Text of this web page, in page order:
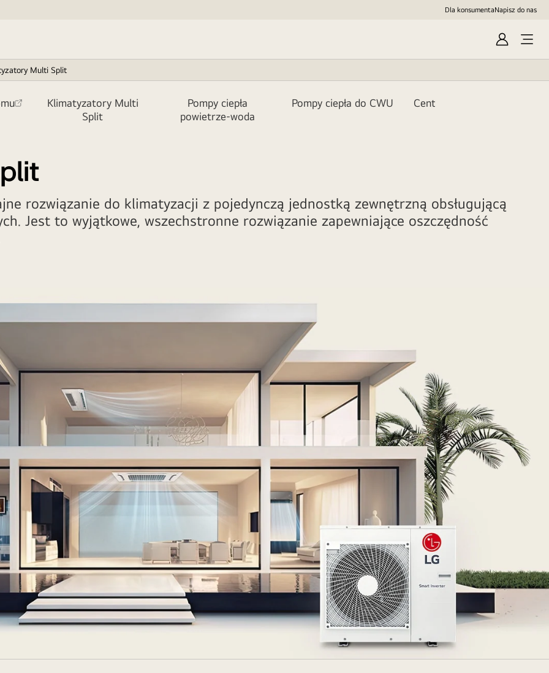
Dla konsumentaNapisz do nas
Sign
In
Multi Split
Klimatyzatory Multi
Split
Pompy ciepła
powietrze-woda
Pompy ciepła do CWU
Centrale rekuperacyjne
rozwiązanie do klimatyzacji z pojedynczą jednostką zewnętrzną obsługującą
Jest to wyjątkowe, wszechstronne rozwiązanie zapewniające oszczędność